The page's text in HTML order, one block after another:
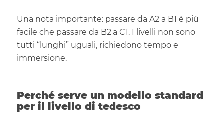
Una nota importante: passare da A2 a B1 è più
facile che passare da B2 a C1. I livelli non sono
tutti “lunghi” uguali, richiedono tempo e
immersione.
Perché serve un modello standard
per il livello di tedesco